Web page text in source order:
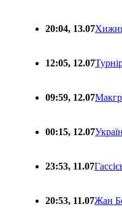
20:04, 13.07
12:05, 12.07
09:59, 12.07
00:15, 12.07
23:53, 11.07
20:53, 11.07Жан